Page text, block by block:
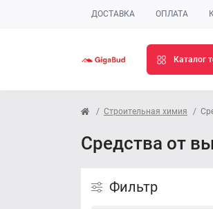
ДОСТАВКА ОПЛАТА
Каталог
Строительная химия
Средства от
Фильтр